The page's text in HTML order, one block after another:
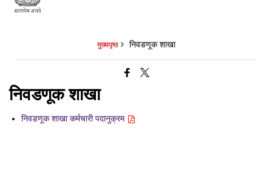
मुख्यपृष्ठ निवडणूक शाखा
निवडणूक शाखा
निवडणूक शाखा कर्मचारी पदानुक्रम